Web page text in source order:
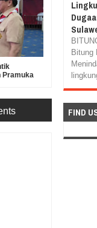
Pramuka
Bitung
FIND